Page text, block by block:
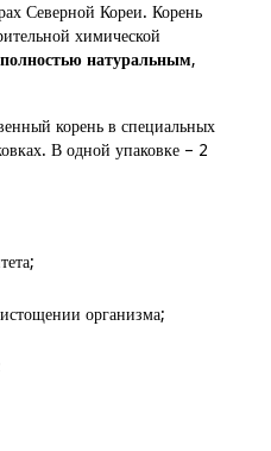
Северной Кореи. Корень
химической
полностью натуральным,
корень в специальных
В одной упаковке – 2
организма;